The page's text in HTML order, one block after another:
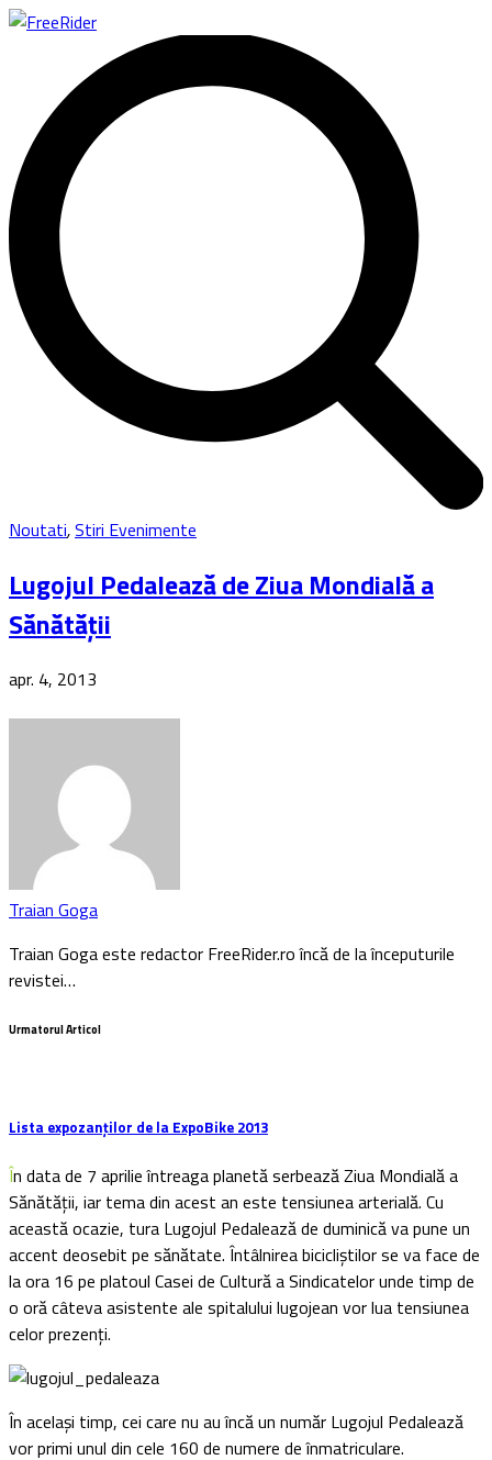
Noutati,Stiri Evenimente
Lugojul Pedalează de Ziua Mondială a
Sănătăţii
apr. 4, 2013
Traian Goga
Traian Goga este redactor FreeRider.ro încă de la începuturile
revistei…
Urmatorul Articol
Lista expozanților de la ExpoBike 2013
În data de 7 aprilie întreaga planetă serbează Ziua Mondială a
Sănătăţii, iar tema din acest an este tensiunea arterială. Cu
această ocazie, tura Lugojul Pedalează de duminică va pune un
accent deosebit pe sănătate. Întâlnirea bicicliştilor se va face de
la ora 16 pe platoul Casei de Cultură a Sindicatelor unde timp de
o oră câteva asistente ale spitalului lugojean vor lua tensiunea
celor prezenţi.
În acelaşi timp, cei care nu au încă un număr Lugojul Pedalează
vor primi unul din cele 160 de numere de înmatriculare.